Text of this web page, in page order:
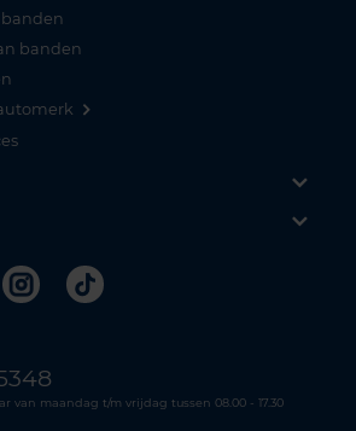
banden
Instagram
Tiktok
van maandag t/m vrijdag tussen 08.00 - 17.30